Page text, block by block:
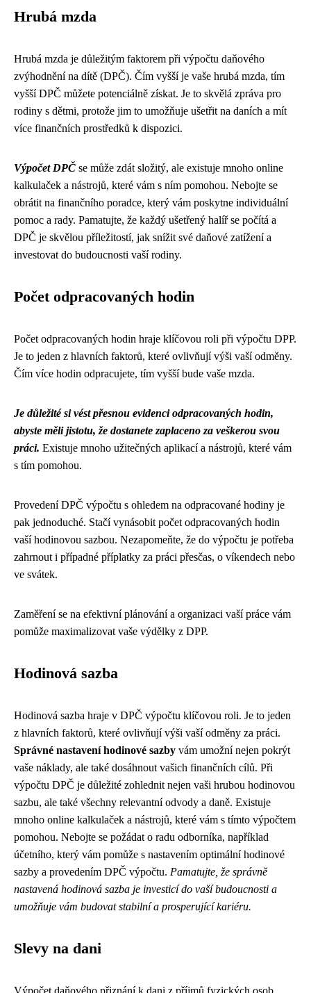
Hrubá mzda
Hrubá mzda je důležitým faktorem při výpočtu daňového
zvýhodnění na dítě (DPČ). Čím vyšší je vaše hrubá mzda, tím
vyšší DPČ můžete potenciálně získat. Je to skvělá zpráva pro
rodiny s dětmi, protože jim to umožňuje ušetřit na daních a mít
více finančních prostředků k dispozici.
Výpočet DPČ se může zdát složitý, ale existuje mnoho online
kalkulaček a nástrojů, které vám s ním pomohou. Nebojte se
obrátit na finančního poradce, který vám poskytne individuální
pomoc a rady. Pamatujte, že každý ušetřený halíř se počítá a
DPČ je skvělou příležitostí, jak snížit své daňové zatížení a
investovat do budoucnosti vaší rodiny.
Počet odpracovaných hodin
Počet odpracovaných hodin hraje klíčovou roli při výpočtu DPP.
Je to jeden z hlavních faktorů, které ovlivňují výši vaší odměny.
Čím více hodin odpracujete, tím vyšší bude vaše mzda.
Je důležité si vést přesnou evidenci odpracovaných hodin,
abyste měli jistotu, že dostanete zaplaceno za veškerou svou
práci. Existuje mnoho užitečných aplikací a nástrojů, které vám
s tím pomohou.
Provedení DPČ výpočtu s ohledem na odpracované hodiny je
pak jednoduché. Stačí vynásobit počet odpracovaných hodin
vaší hodinovou sazbou. Nezapomeňte, že do výpočtu je potřeba
zahrnout i případné příplatky za práci přesčas, o víkendech nebo
ve svátek.
Zaměření se na efektivní plánování a organizaci vaší práce vám
pomůže maximalizovat vaše výdělky z DPP.
Hodinová sazba
Hodinová sazba hraje v DPČ výpočtu klíčovou roli. Je to jeden
z hlavních faktorů, které ovlivňují výši vaší odměny za práci.
Správné nastavení hodinové sazby vám umožní nejen pokrýt
vaše náklady, ale také dosáhnout vašich finančních cílů. Při
výpočtu DPČ je důležité zohlednit nejen vaši hrubou hodinovou
sazbu, ale také všechny relevantní odvody a daně. Existuje
mnoho online kalkulaček a nástrojů, které vám s tímto výpočtem
pomohou. Nebojte se požádat o radu odborníka, například
účetního, který vám pomůže s nastavením optimální hodinové
sazby a provedením DPČ výpočtu. Pamatujte, že správně
nastavená hodinová sazba je investicí do vaší budoucnosti a
umožňuje vám budovat stabilní a prosperující kariéru.
Slevy na dani
Výpočet daňového přiznání k dani z příjmů fyzických osob